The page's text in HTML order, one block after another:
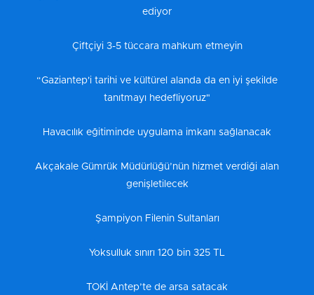
ediyor
Çiftçiyi 3-5 tüccara mahkum etmeyin
“Gaziantep'i tarihi ve kültürel alanda da en iyi şekilde
tanıtmayı hedefliyoruz"
Havacılık eğitiminde uygulama imkanı sağlanacak
Akçakale Gümrük Müdürlüğü’nün hizmet verdiği alan
genişletilecek
Şampiyon Filenin Sultanları
Yoksulluk sınırı 120 bin 325 TL
TOKİ Antep’te de arsa satacak